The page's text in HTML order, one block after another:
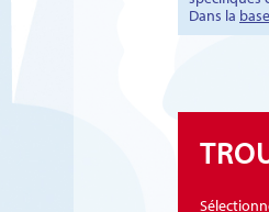
Dans la